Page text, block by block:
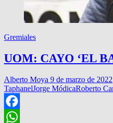
Gremiales
UOM: CAYO ‘EL
Alberto Moya 9 de marzo de 2022
TaphanelJorge MódicaRoberto
Facebook